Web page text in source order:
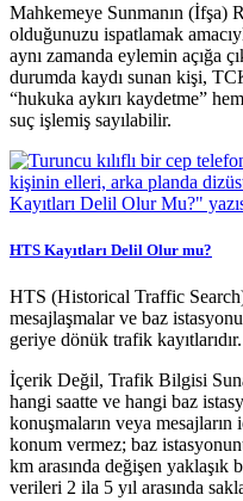
Mahkemeye Sunmanın (İfşa)
olduğunuzu ispatlamak
aynı zamanda eylemin açığa
durumda kaydı sunan kişi,
“hukuka aykırı kaydetme”
suç işlemiş sayılabilir.
HTS Kayıtları Delil Olur mu?
HTS (Historical Traffic
mesajlaşmalar ve baz
geriye dönük trafik kayıtlarıdır.
İçerik Değil, Trafik Bilgisi
hangi saatte ve hangi baz
konuşmaların veya mesajların
konum vermez; baz
km arasında değişen
verileri 2 ila 5 yıl arasında